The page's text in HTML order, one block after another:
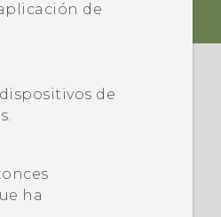
de
de
ha